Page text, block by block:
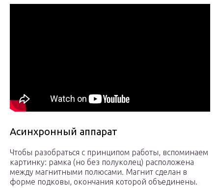
Асинхронный аппарат
Чтобы разобраться с принципом работы, вспоминаем
картинку: рамка (но без полуколец) расположена
между магнитными полюсами. Магнит сделан в
форме подковы, окончания которой объединены.